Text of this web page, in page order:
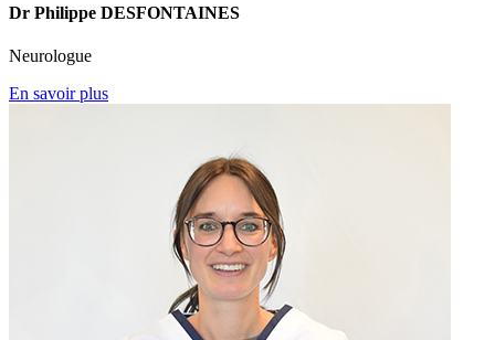
Dr Philippe DESFONTAINES
Neurologue
En savoir plus